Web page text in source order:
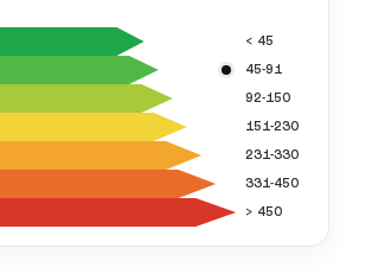
< 45
45-91
92-150
151-230
231-330
331-450
> 450